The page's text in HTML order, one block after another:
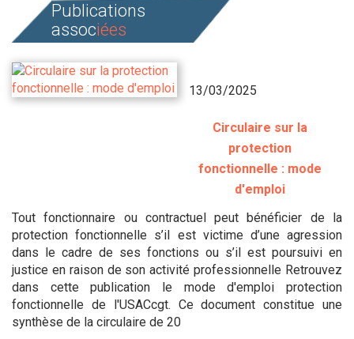
Publications
associées
13/03/2025
Circulaire sur la
protection
fonctionnelle : mode
d'emploi
Tout fonctionnaire ou contractuel peut bénéficier de la
protection fonctionnelle s’il est victime d’une agression
dans le cadre de ses fonctions ou s’il est poursuivi en
justice en raison de son activité professionnelle Retrouvez
dans cette publication le mode d'emploi protection
fonctionnelle de l'USACcgt. Ce document constitue une
synthèse de la circulaire de 20